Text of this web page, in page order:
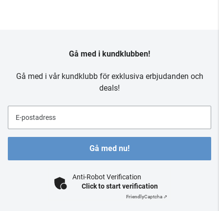
Gå med i kundklubben!
Gå med i vår kundklubb för exklusiva erbjudanden och
deals!
E-postadress
Gå med nu!
Anti-Robot Verification
Click to start verification
FriendlyCaptcha ⇗